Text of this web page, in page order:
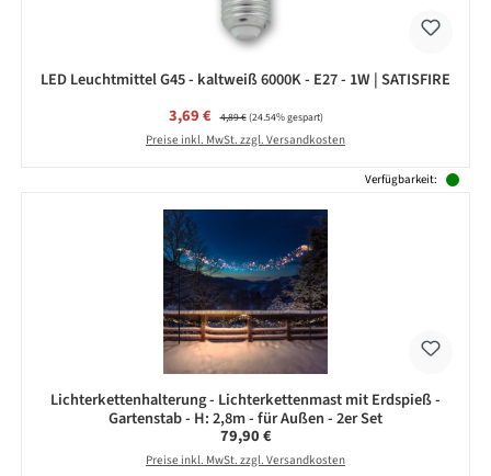
LED Leuchtmittel G45 - kaltweiß 6000K - E27 - 1W | SATISFIRE
Verkaufspreis:
3,69 € Regulärer Preis:
4,89 €(24.54% gespart)
Preise inkl. MwSt. zzgl. Versandkosten
Verfügbarkeit:
Lichterkettenhalterung - Lichterkettenmast mit Erdspieß -
Gartenstab - H: 2,8m - für Außen - 2er Set
Regulärer Preis:
79,90 €
Preise inkl. MwSt. zzgl. Versandkosten